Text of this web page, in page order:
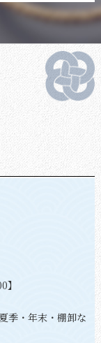
】
季・年末・棚卸な